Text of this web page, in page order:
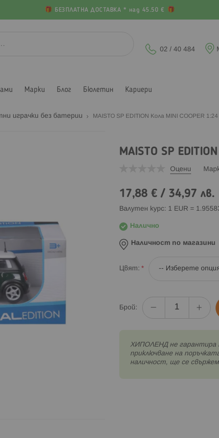
БЕЗПЛАТНА ДОСТАВКА * над 45.50 €
02 / 40 484
Марки Блог Бюлетин Кариери
играчки без батерии MAISTO SP EDITION Кола MINI COOPER 1:24
MAISTO SP
Оцени
17,88 €/ 34,97 лв.
Валутен курс: 1 EUR =
Налично
Наличност по магазини
Цвят
Брой:
XИПОЛЕНД не гарантира
приключване на
наличност, ще се